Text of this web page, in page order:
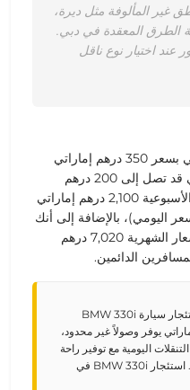
غير المألوفة مثل ديرة،
الطرق المعقدة في دبي.
اختيار نوع ناقل
350 درهم إماراتي
يتفوق على أجرة التاكسي التي قد تصل إلى 200 درهم
2,100 درهم إماراتي
)، بالإضافة إلى أنك
الشهرية
7,020 درهم
الدائمين.
"مقارنة بوسائل النقل العام، فإن استئجار سيارة BMW 330i
بسعر 7,020 درهم إماراتي يوفر وصولاً غير محدود،
بنسبة 40% على التنقلات اليومية مع توفير راحة
فاخرة لا تضاهيها الحافلات أو المترو. استئجار BMW 330i في